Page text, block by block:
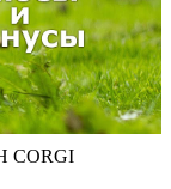
CORGI